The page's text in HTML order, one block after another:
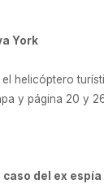
York
helicóptero
y página 20 y
del ex